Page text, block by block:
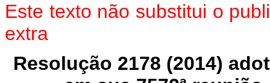
Este texto não substitui o
extra
Resolução 2178 (2014)